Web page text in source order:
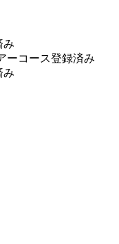
み
ーコース登録済み
み